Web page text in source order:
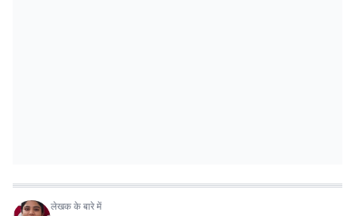
लेखक के बारे में